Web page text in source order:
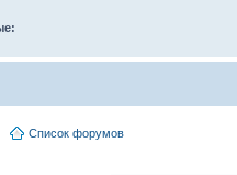
Список форумов